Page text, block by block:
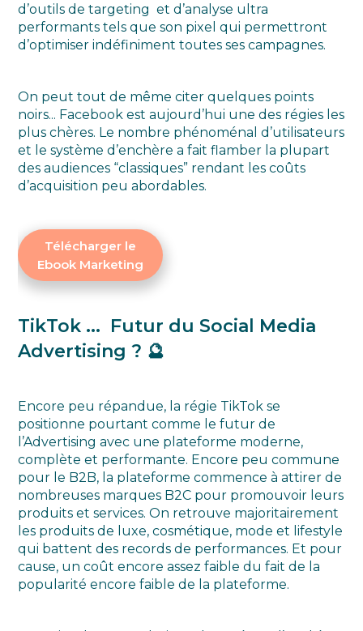
d’outils de targeting et d’analyse ultra
performants tels que son pixel qui permettront
d’optimiser indéfiniment toutes ses campagnes.
On peut tout de même citer quelques points
noirs... Facebook est aujourd’hui une des régies les
plus chères. Le nombre phénoménal d’utilisateurs
et le système d’enchère a fait flamber la plupart
des audiences “classiques” rendant les coûts
d’acquisition peu abordables.
Télécharger le
Ebook Marketing
TikTok ... Futur du Social Media
Advertising ? 🔮
Encore peu répandue, la régie TikTok se
positionne pourtant comme le futur de
l’Advertising avec une plateforme moderne,
complète et performante. Encore peu commune
pour le B2B, la plateforme commence à attirer de
nombreuses marques B2C pour promouvoir leurs
produits et services. On retrouve majoritairement
les produits de luxe, cosmétique, mode et lifestyle
qui battent des records de performances. Et pour
cause, un coût encore assez faible du fait de la
popularité encore faible de la plateforme.